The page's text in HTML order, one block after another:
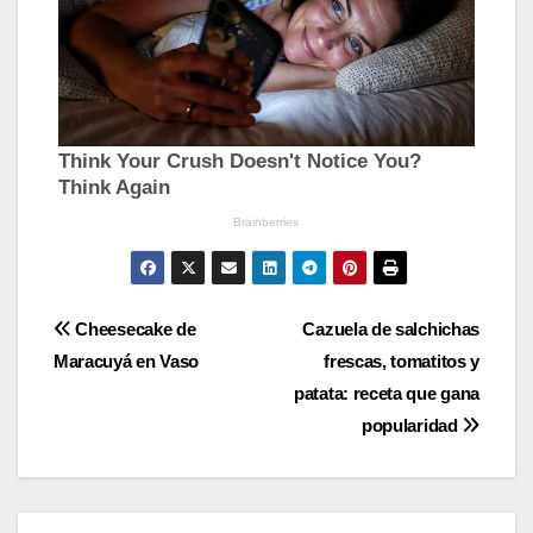
Navegación
Cazuela de salchichas
frescas, tomatitos y
patata: receta que gana
popularidad
Cheesecake de
Maracuyá en Vaso